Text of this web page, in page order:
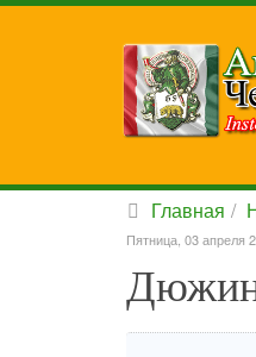
Главная
Пятница, 03 апреля